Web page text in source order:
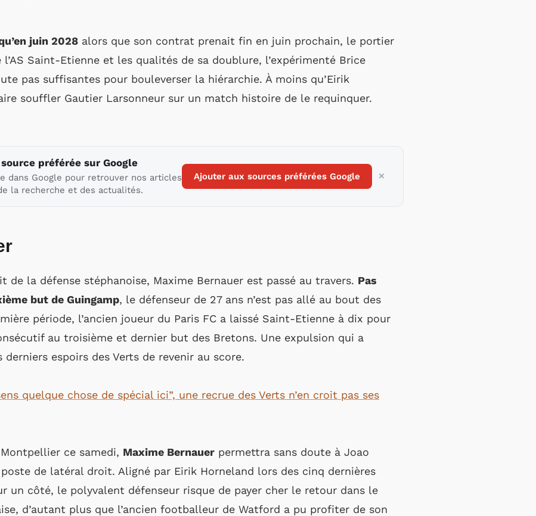
juin 2028 alors que son contrat prenait fin en juin prochain, le portier
Saint-Etienne et les qualités de sa doublure, l’expérimenté Brice
pas suffisantes pour bouleverser la hiérarchie. À moins qu’Eirik
souffler Gautier Larsonneur sur un match histoire de le requinquer.
préférée sur Google
dans Google pour retrouver nos articles
la recherche et des actualités.
Ajouter aux sources préférées Google
la défense stéphanoise, Maxime Bernauer est passé au travers. Pas
but de Guingamp, le défenseur de 27 ans n’est pas allé au bout des
période, l’ancien joueur du Paris FC a laissé Saint-Etienne à dix pour
au troisième et dernier but des Bretons. Une expulsion qui a
espoirs des Verts de revenir au score.
quelque chose de spécial ici”, une recrue des Verts n’en croit pas ses
ce samedi, Maxime Bernauer permettra sans doute à Joao
de latéral droit. Aligné par Eirik Horneland lors des cinq dernières
un côté, le polyvalent défenseur risque de payer cher le retour dans le
d’autant plus que l’ancien footballeur de Watford a pu profiter de son